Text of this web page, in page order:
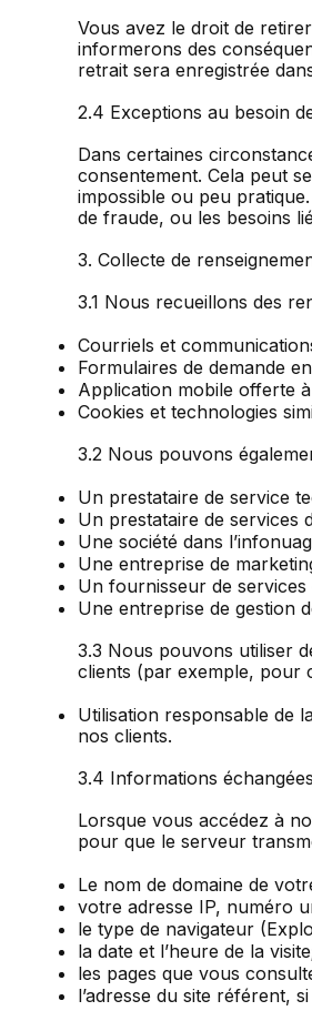
Vous avez le droit de
informerons des
retrait sera enregistrée
2.4 Exceptions au besoin
Dans certaines
consentement. Cela peut
impossible ou peu
de fraude, ou les besoins
3. Collecte de
3.1 Nous recueillons des
Courriels et
Formulaires de demande
Application mobile offerte
Cookies et technologies
3.2 Nous pouvons
Un prestataire de service
Un prestataire de services
Une société dans
Une entreprise de
Un fournisseur de
Une entreprise de gestion
3.3 Nous pouvons utiliser
clients (par exemple, pour
Utilisation responsable de
nos clients.
3.4 Informations
Lorsque vous accédez à
pour que le serveur
Le nom de domaine de
votre adresse IP, numéro
le type de navigateur
la date et l’heure de la
les pages que vous
l’adresse du site référent,